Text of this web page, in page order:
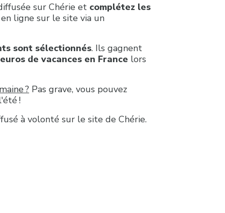
sur Chérie et complétez les
ligne sur le site via un
sont sélectionnés. Ils gagnent
de vacances en France lors
? Pas grave, vous pouvez
!
à volonté sur le site de Chérie.